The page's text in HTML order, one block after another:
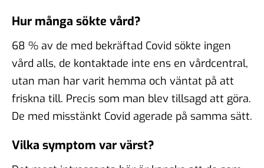
Hur många sökte vård?
68 % av de med bekräftad Covid sökte ingen
vård alls, de kontaktade inte ens en vårdcentral,
utan man har varit hemma och väntat på att
friskna till. Precis som man blev tillsagd att göra.
De med misstänkt Covid agerade på samma sätt.
Vilka symptom var värst?